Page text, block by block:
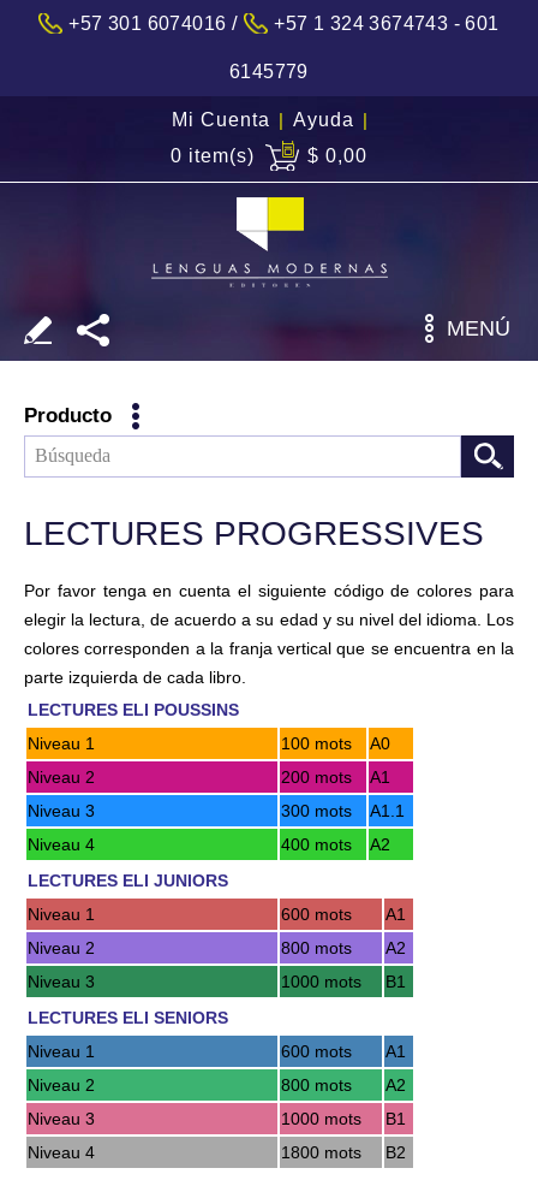
+57 301 6074016 / +57 1 324 3674743 - 601
6145779
Mi Cuenta | Ayuda |
0 item(s)
$ 0,00
MENÚ
Producto
LECTURES PROGRESSIVES
Por favor tenga en cuenta el siguiente código de colores para
elegir la lectura, de acuerdo a su edad y su nivel del idioma. Los
colores corresponden a la franja vertical que se encuentra en la
parte izquierda de cada libro.
LECTURES ELI POUSSINS
Niveau 1
100 mots
A0
Niveau 2
200 mots
A1
Niveau 3
300 mots
A1.1
Niveau 4
400 mots
A2
LECTURES ELI JUNIORS
Niveau 1
600 mots
A1
Niveau 2
800 mots
A2
Niveau 3
1000 mots
B1
LECTURES ELI SENIORS
Niveau 1
600 mots
A1
Niveau 2
800 mots
A2
Niveau 3
1000 mots
B1
Niveau 4
1800 mots B2